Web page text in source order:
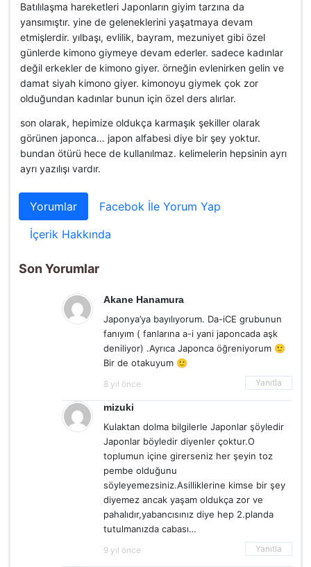
Batılılaşma hareketleri Japonların giyim tarzına da
yansımıştır. yine de geleneklerini yaşatmaya devam
etmişlerdir. yılbaşı, evlilik, bayram, mezuniyet gibi özel
günlerde kimono giymeye devam ederler. sadece kadınlar
değil erkekler de kimono giyer. örneğin evlenirken gelin ve
damat siyah kimono giyer. kimonoyu giymek çok zor
olduğundan kadınlar bunun için özel ders alırlar.
son olarak, hepimize oldukça karmaşık şekiller olarak
görünen japonca… japon alfabesi diye bir şey yoktur.
bundan ötürü hece de kullanılmaz. kelimelerin hepsinin ayrı
ayrı yazılışı vardır.
Yorumlar
Facebok İle Yorum Yap
İçerik Hakkında
Son Yorumlar
Akane Hanamura
Japonya’ya bayılıyorum. Da-iCE grubunun
fanıyım ( fanlarına a-i yani japoncada aşk
deniliyor) .Ayrıca Japonca öğreniyorum 🙂
Bir de otakuyum 🙂
8 yıl önce Yanıtla
mizuki
Kulaktan dolma bilgilerle Japonlar şöyledir
Japonlar böyledir diyenler çoktur.O
toplumun içine girerseniz her şeyin toz
pembe olduğunu
söyleyemezsiniz.Asilliklerine kimse bir şey
diyemez ancak yaşam oldukça zor ve
pahalıdır,yabancısınız diye hep 2.planda
tutulmanızda cabası…
9 yıl önce Yanıtla